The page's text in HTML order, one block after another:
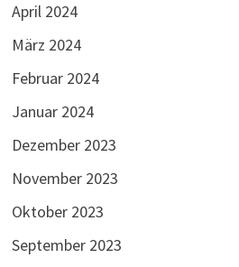
April 2024
März 2024
Februar 2024
Januar 2024
Dezember 2023
November 2023
Oktober 2023
September 2023